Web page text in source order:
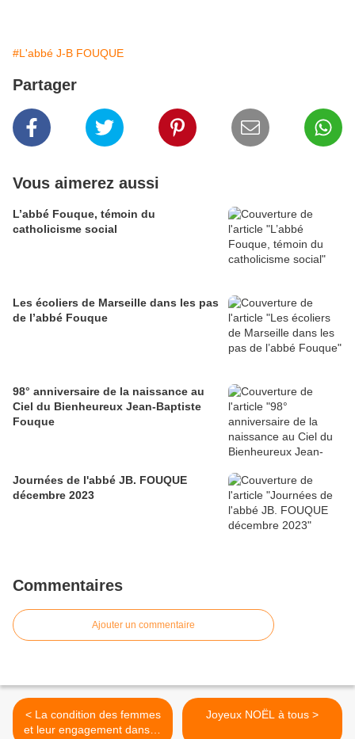
#L'abbé J-B FOUQUE
Partager
Vous aimerez aussi
L’abbé Fouque, témoin du
catholicisme social
Les écoliers de Marseille dans les pas
de l’abbé Fouque
98° anniversaire de la naissance au
Ciel du Bienheureux Jean-Baptiste
Fouque
Journées de l'abbé JB. FOUQUE
décembre 2023
Commentaires
Ajouter un commentaire
< La condition des femmes
et leur engagement dans la
Joyeux NOËL à tous >